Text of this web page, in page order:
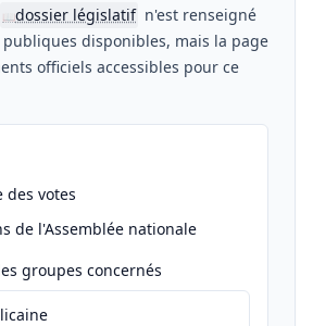
📖dossier législatif n'est renseigné
disponibles, mais la page
officiels accessibles pour ce
des votes
de l'Assemblée nationale
groupes concernés